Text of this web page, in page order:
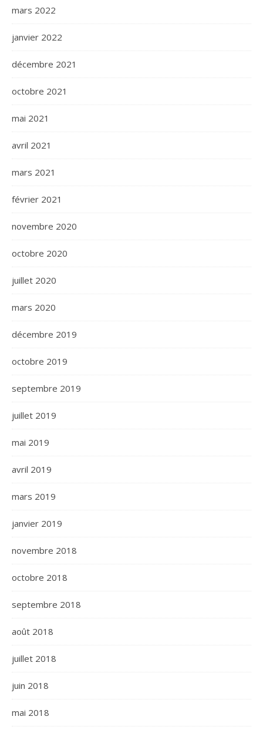
mars 2022
janvier 2022
décembre 2021
octobre 2021
mai 2021
avril 2021
mars 2021
février 2021
novembre 2020
octobre 2020
juillet 2020
mars 2020
décembre 2019
octobre 2019
septembre 2019
juillet 2019
mai 2019
avril 2019
mars 2019
janvier 2019
novembre 2018
octobre 2018
septembre 2018
août 2018
juillet 2018
juin 2018
mai 2018